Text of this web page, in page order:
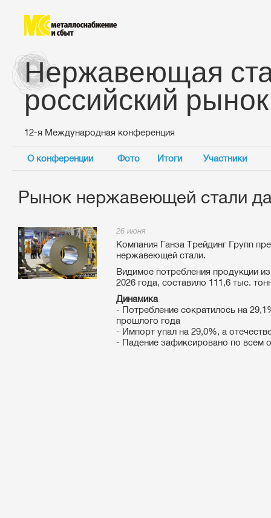
Нержавеющая
российский рынок
12-я Международная конференция
О конференции Фото Итоги Участники
Рынок нержавеющей стали
26 июня
Компания Ганза Трейдинг Групп
нержавеющей стали.
Видимое потребления продукции
2026 года, составило 111,6 тыс.
Динамика
- Потребление сократилось на
прошлого года
- Импорт упал на 29,0%, а
- Падение зафиксировано по всем